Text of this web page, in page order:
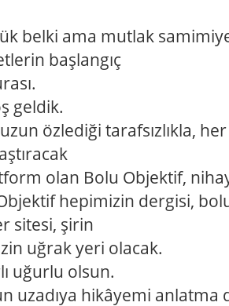
belki ama mutlak
başlangıç
geldik.
özlediği tarafsızlıkla,
olan Bolu Objektif,
hepimizin dergisi,
sitesi, şirin
uğrak yeri olacak.
uğurlu olsun.
uzadıya hikâyemi